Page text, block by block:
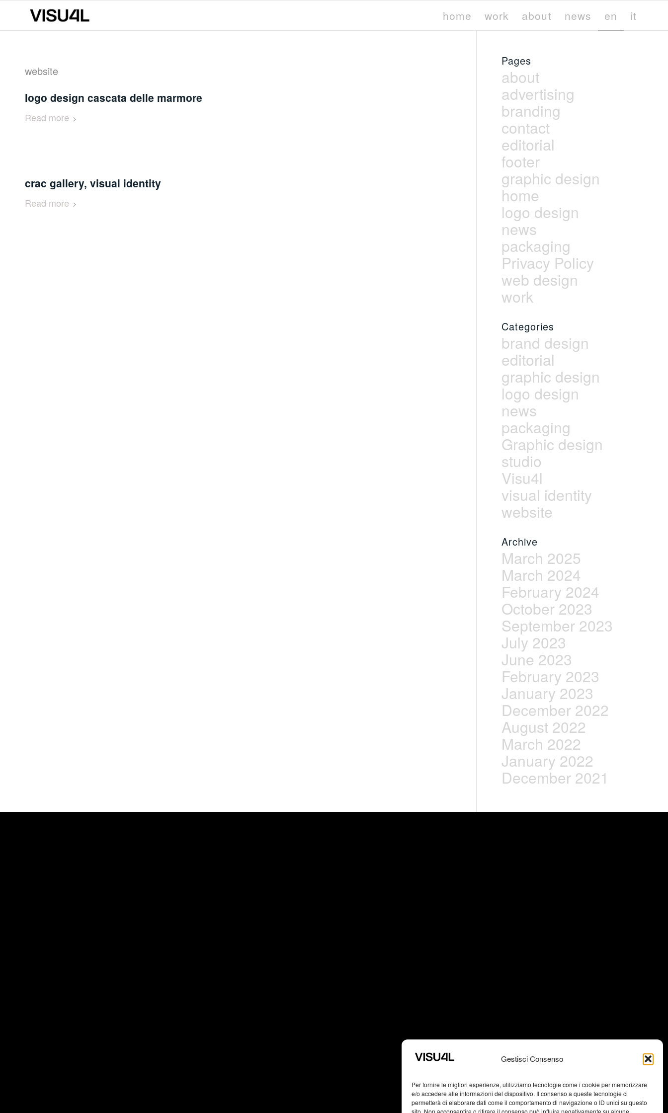
Gestisci Consenso
Per fornire le migliori esperienze, utilizziamo tecnologie come i cookie per memorizzare
e/o accedere alle informazioni del dispositivo. Il consenso a queste tecnologie ci
permetterà di elaborare dati come il comportamento di navigazione o ID unici su questo
sito. Non acconsentire o ritirare il consenso può influire negativamente su alcune
home work about news en it
website
logo design cascata delle marmore
Read more
crac gallery, visual identity
Read more
Pages
about
advertising
branding
contact
editorial
footer
graphic design
home
logo design
news
packaging
Privacy Policy
web design
work
Categories
brand design
editorial
graphic design
logo design
news
packaging
Graphic design
studio
Visu4l
visual identity
website
Archive
March 2025
March 2024
February 2024
October 2023
September 2023
July 2023
June 2023
February 2023
January 2023
December 2022
August 2022
March 2022
January 2022
December 2021